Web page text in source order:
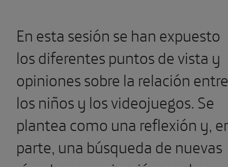
En esta sesión se han expuesto
los diferentes puntos de vista y
opiniones sobre la relación entre
los niños y los videojuegos. Se
plantea como una reflexión y,
parte, una búsqueda de nuevas